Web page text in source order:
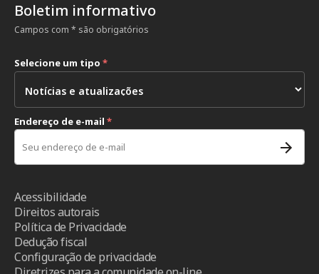
Boletim informativo
Campos com * são obrigatórios
Selecione um tipo *
Endereço de e-mail *
Acessibilidade
Direitos autorais
Política de Privacidade
Dedução fiscal
Configuração de privacidade